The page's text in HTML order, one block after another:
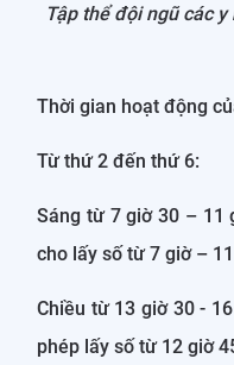
Tập thể đội ngũ các
Thời gian hoạt động
Từ thứ 2 đến thứ 6:
Sáng từ 7 giờ 30 – 11
cho lấy số từ 7 giờ –
Chiều từ 13 giờ 30 -
phép lấy số từ 12 giờ